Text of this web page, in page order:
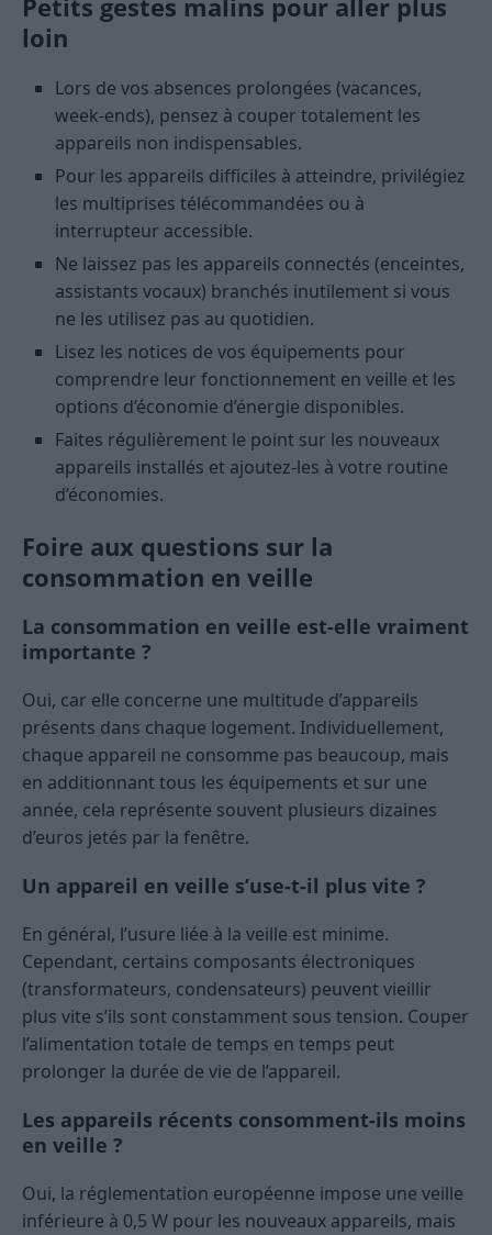
Petits gestes malins pour aller plus
loin
Lors de vos absences prolongées (vacances,
week-ends), pensez à couper totalement les
appareils non indispensables.
Pour les appareils difficiles à atteindre, privilégiez
les multiprises télécommandées ou à
interrupteur accessible.
Ne laissez pas les appareils connectés (enceintes,
assistants vocaux) branchés inutilement si vous
ne les utilisez pas au quotidien.
Lisez les notices de vos équipements pour
comprendre leur fonctionnement en veille et les
options d’économie d’énergie disponibles.
Faites régulièrement le point sur les nouveaux
appareils installés et ajoutez-les à votre routine
d’économies.
Foire aux questions sur la
consommation en veille
La consommation en veille est-elle vraiment
importante ?
Oui, car elle concerne une multitude d’appareils
présents dans chaque logement. Individuellement,
chaque appareil ne consomme pas beaucoup, mais
en additionnant tous les équipements et sur une
année, cela représente souvent plusieurs dizaines
d’euros jetés par la fenêtre.
Un appareil en veille s’use-t-il plus vite ?
En général, l’usure liée à la veille est minime.
Cependant, certains composants électroniques
(transformateurs, condensateurs) peuvent vieillir
plus vite s’ils sont constamment sous tension. Couper
l’alimentation totale de temps en temps peut
prolonger la durée de vie de l’appareil.
Les appareils récents consomment-ils moins
en veille ?
Oui, la réglementation européenne impose une veille
inférieure à 0,5 W pour les nouveaux appareils, mais